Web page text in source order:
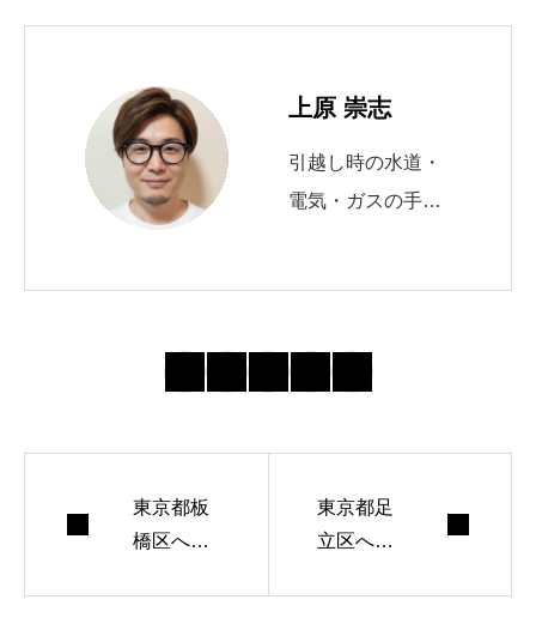
上原 崇志
引越し時の水道・
電気・ガスの手続
の最新動向を追
い、初めてでも迷
す。 週末はランニ
ングとコーヒー焙
東京都板
橋区へ引
東京都足
立区へ引